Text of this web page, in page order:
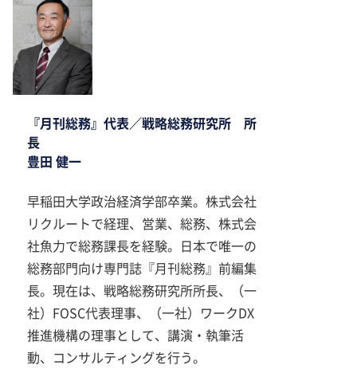
『月刊総務』代表／戦略総務研究所 所
長
豊田 健一
早稲田大学政治経済学部卒業。株式会社
リクルートで経理、営業、総務、株式会
社魚力で総務課長を経験。日本で唯一の
総務部門向け専門誌『月刊総務』前編集
長。現在は、戦略総務研究所所長、（一
社）FOSC代表理事、（一社）ワークDX
推進機構の理事として、講演・執筆活
動、コンサルティングを行う。